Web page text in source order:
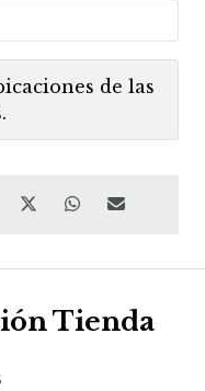
de las
Tienda